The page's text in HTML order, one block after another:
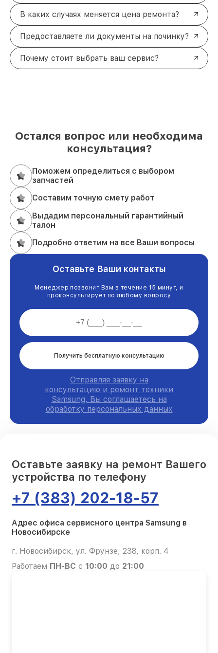
В каких случаях меняется цена ремонта?
Предоставляете ли документы на починку?
Почему стоит выбрать ваш сервис?
Остался вопрос или необходима
консультация?
Поможем определиться с выбором
запчастей
Составим точную смету работ
Выдадим персональный гарантийный
талон
Подробно ответим на все Ваши вопросы
Оставьте Ваши контакты
Менеджер позвонит Вам в течение 15 минут, и
проконсультирует по любому вопросу
Получить бесплатную консультацию
Отправляя заявку на
консультацию и ремонт техники
Samsung, Вы соглашаетесь на
обработку персональных данных
Оставьте заявку на ремонт Вашего
устройства по телефону
+7 (383) 202-18-57
Адрес офиса сервисного центра Samsung в
Новосибирске
г. Новосибирск, ул. Фрунзе, 238, корп. 4
Работаем ПН-ВС с 10:00 до 21:00